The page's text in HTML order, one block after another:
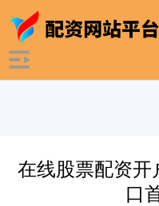
在线股票配资开
口